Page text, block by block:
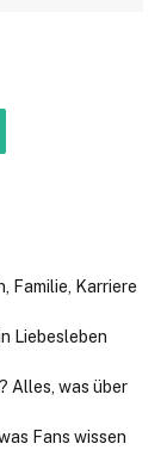
Familie, Karriere
Liebesleben
Alles, was über
Fans wissen